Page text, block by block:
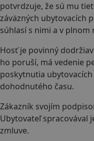
potvrdzuje, že sú mu
záväzných ubytovacích
súhlasí s nimi a v plnom
Hosť je povinný
ho poruší, má vedenie
poskytnutia
dohodnutého času.
Zákazník svojím
Ubytovateľ spracovával
zmluve.